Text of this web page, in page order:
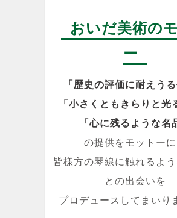
おいだ美術の
ー
「歴史の評価に耐えうる
「小さくともきらりと光
「心に残るような名
の提供をモットーに
皆様方の琴線に触れるよ
との出会いを
プロデュースしてまいり